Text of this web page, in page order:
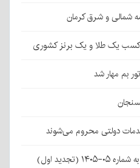
شمالی و شرق کرمان
یک طلا و یک برنز کشوری
بم مهار شد
دولتی محروم می‌شوند
اول)